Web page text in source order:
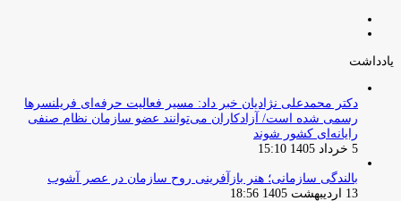
یادداشت
دکتر محمدعلی نژادیان خبر داد: مسیر فعالیت حرفه‌ای فریلنسرها
رسمی شده است/ آزادکاران می‌توانند عضو سازمان نظام صنفی
رایانه‌ای کشور شوند
5 خرداد 1405 15:10
بالندگی سازمانی؛ هنر بازآفرینی روح سازمان در عصر آشوب
13 اردیبهشت 1405 18:56